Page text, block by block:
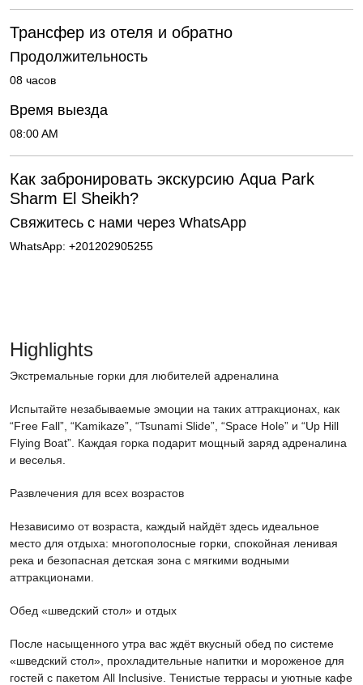
Трансфер из отеля и обратно
Продолжительность
08 часов
Время выезда
08:00 AM
Как забронировать экскурсию Aqua Park
Sharm El Sheikh?
Свяжитесь с нами через WhatsApp
WhatsApp: +201202905255
Highlights
Экстремальные горки для любителей адреналина
Испытайте незабываемые эмоции на таких аттракционах, как
“Free Fall”, “Kamikaze”, “Tsunami Slide”, “Space Hole” и “Up Hill
Flying Boat”. Каждая горка подарит мощный заряд адреналина
и веселья.
Развлечения для всех возрастов
Независимо от возраста, каждый найдёт здесь идеальное
место для отдыха: многополосные горки, спокойная ленивая
река и безопасная детская зона с мягкими водными
аттракционами.
Обед «шведский стол» и отдых
После насыщенного утра вас ждёт вкусный обед по системе
«шведский стол», прохладительные напитки и мороженое для
гостей с пакетом All Inclusive. Тенистые террасы и уютные кафе